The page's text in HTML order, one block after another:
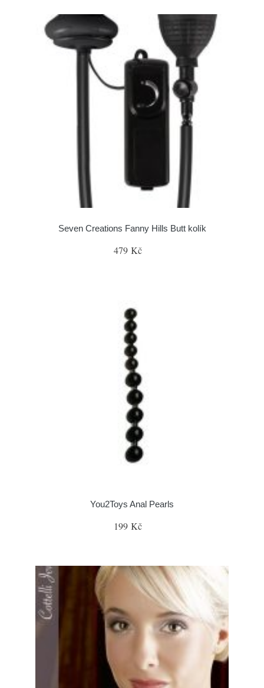
Seven Creations Fanny Hills Butt kolík
479 Kč
You2Toys Anal Pearls
199 Kč